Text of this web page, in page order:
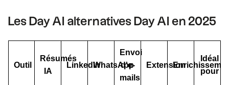
Les Day AI alternatives Day AI en 2025
Outil
Résumés
IA
LinkedInWhatsApp
Envoi
d'e-
mails
Extension
Idéal
pour